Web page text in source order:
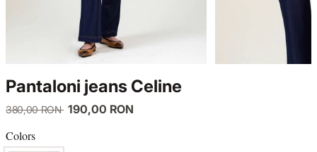
Pantaloni jeans Celine
380,00 RON 190,00 RON
Colors
COATS
JACKETS
SENSE LIMITED EDITION
BACK TO OFFICE